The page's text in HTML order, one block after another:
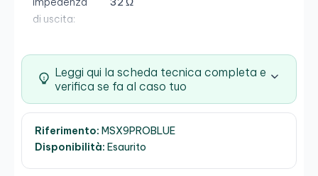
di uscita:
Leggi qui la scheda tecnica completa e
verifica se fa al caso tuo
Riferimento: MSX9PROBLUE
Disponibilità: Esaurito